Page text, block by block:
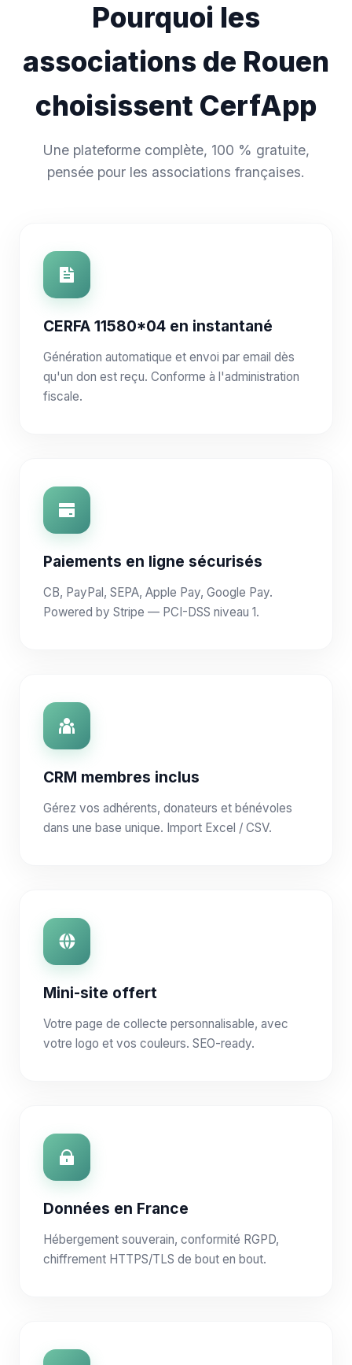
Pourquoi les
associations de Rouen
choisissent CerfApp
Une plateforme complète, 100 % gratuite,
pensée pour les associations françaises.
CERFA 11580*04 en instantané
Génération automatique et envoi par email dès
qu'un don est reçu. Conforme à l'administration
fiscale.
Paiements en ligne sécurisés
CB, PayPal, SEPA, Apple Pay, Google Pay.
Powered by Stripe — PCI-DSS niveau 1.
CRM membres inclus
Gérez vos adhérents, donateurs et bénévoles
dans une base unique. Import Excel / CSV.
Mini-site offert
Votre page de collecte personnalisable, avec
votre logo et vos couleurs. SEO-ready.
Données en France
Hébergement souverain, conformité RGPD,
chiffrement HTTPS/TLS de bout en bout.